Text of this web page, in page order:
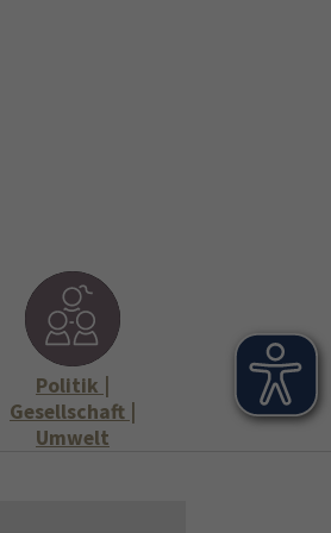
Politik |
Gesellschaft |
Umwelt